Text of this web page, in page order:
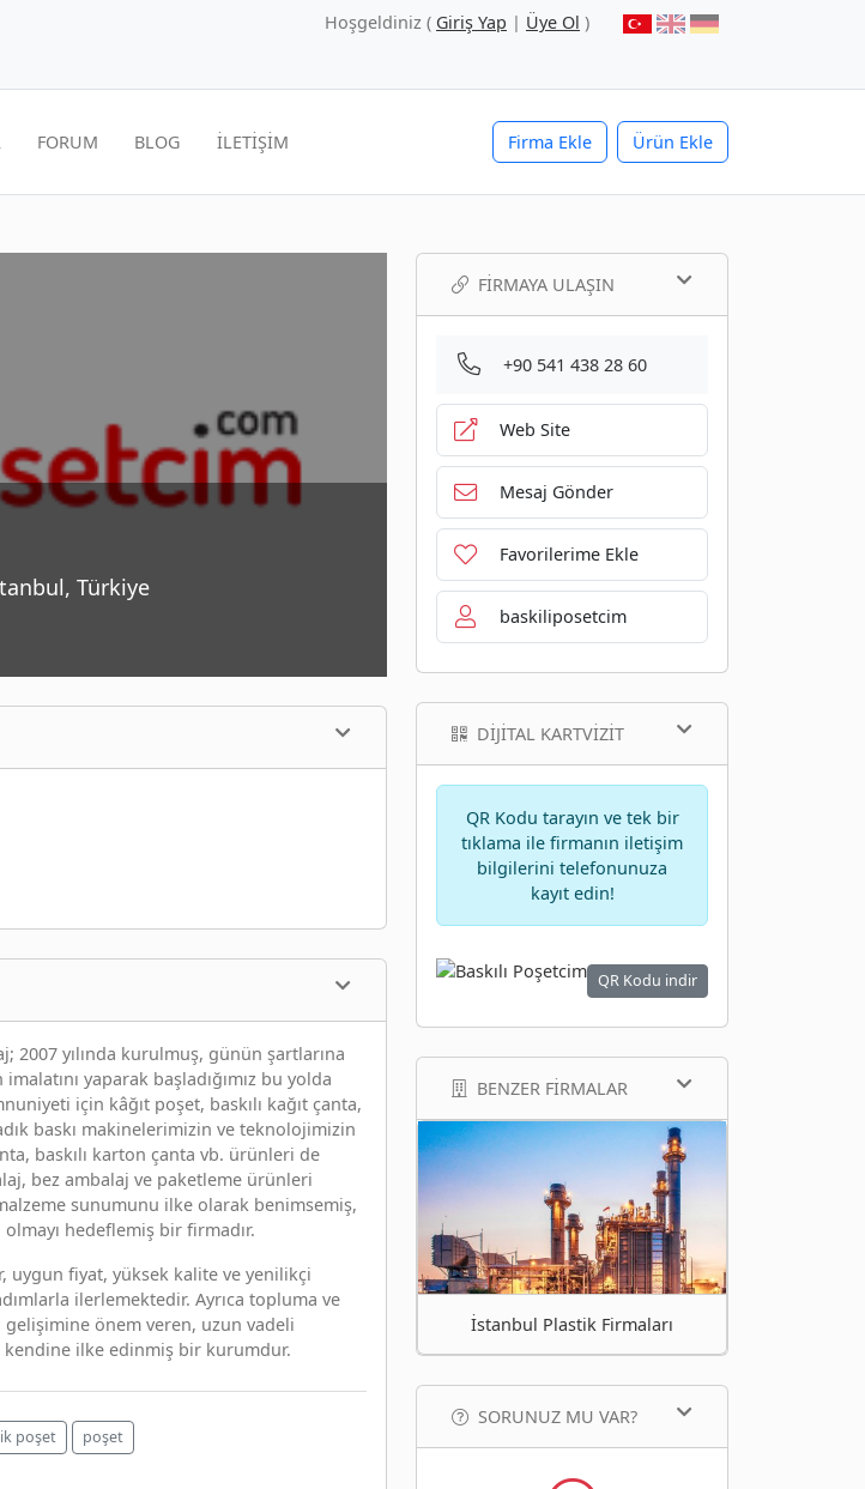
Hoşgeldiniz ( Giriş Yap | Üye Ol )
Firma Ekle Ürün Ekle
FORUM BLOG İLETİŞİM
Türkiye
2007 yılında kurulmuş, günün şartlarına
yaparak başladığımız bu yolda
için kâğıt poşet, baskılı kağıt çanta,
baskı makinelerimizin ve teknolojimizin
baskılı karton çanta vb. ürünleri de
bez ambalaj ve paketleme ürünleri
sunumunu ilke olarak benimsemiş,
hedeflemiş bir firmadır.
fiyat, yüksek kalite ve yenilikçi
ilerlemektedir. Ayrıca topluma ve
gelişimine önem veren, uzun vadeli
kendine ilke edinmiş bir kurumdur.
poşet poşet
FIRMAYA ULAŞIN
+90 541 438 28 60
Web Site
Mesaj Gönder
Favorilerime Ekle
baskiliposetcim
DIJITAL KARTVIZIT
QR Kodu tarayın ve tek bir
tıklama ile firmanın iletişim
bilgilerini telefonunuza
kayıt edin!
QR Kodu indir
BENZER FIRMALAR
İstanbul Plastik Firmaları
SORUNUZ MU VAR?